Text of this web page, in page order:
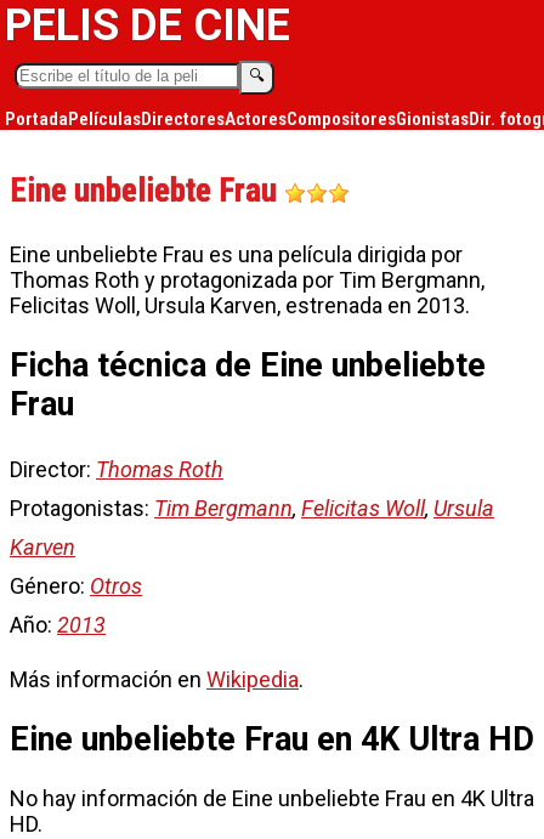
PELIS DE CINE
🔍︎
PortadaPelículasDirectoresActoresCompositoresGionistasDir.
Eine unbeliebte Frau
Eine unbeliebte Frau es una película dirigida por
Thomas Roth y protagonizada por Tim Bergmann,
Felicitas Woll, Ursula Karven, estrenada en 2013.
Ficha técnica de Eine unbeliebte
Frau
Director: Thomas Roth
Protagonistas: Tim Bergmann, Felicitas Woll, Ursula
Karven
Género: Otros
Año: 2013
Más información en Wikipedia.
Eine unbeliebte Frau en 4K Ultra HD
No hay información de Eine unbeliebte Frau en 4K Ultra
HD.